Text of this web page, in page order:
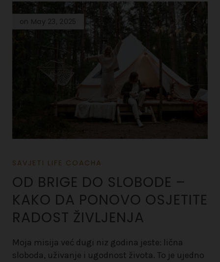
on May 23, 2025
SAVJETI LIFE COACHA
OD BRIGE DO SLOBODE –
KAKO DA PONOVO OSJETITE
RADOST ŽIVLJENJA
Moja misija već dugi niz godina jeste: lična
sloboda, uživanje i ugodnost života. To je ujedno